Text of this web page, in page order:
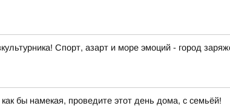
Спорт, азарт и море эмоций - город
бы намекая, проведите этот день дома, с семьёй!